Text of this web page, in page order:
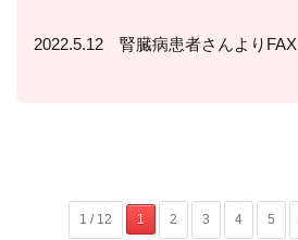
2022.5.12 腎臓病患者さんよりFAX
1 / 12 1 2 3 4 5